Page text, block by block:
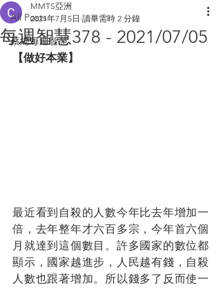
All Posts
蔡總每週智慧
每週智慧378 - 2021/07/05
MMTS亞洲
2021年7月5日 讀畢需時 2 分鐘
【做好本業】
最近看到自殺的人數今年比去年增加一
倍，去年整年才六百多宗，今年首六個
月就達到這個數目。許多國家的數位都
顯示，國家越進步，人民越有錢，自殺
人數也跟著增加。所以錢多了反而使一